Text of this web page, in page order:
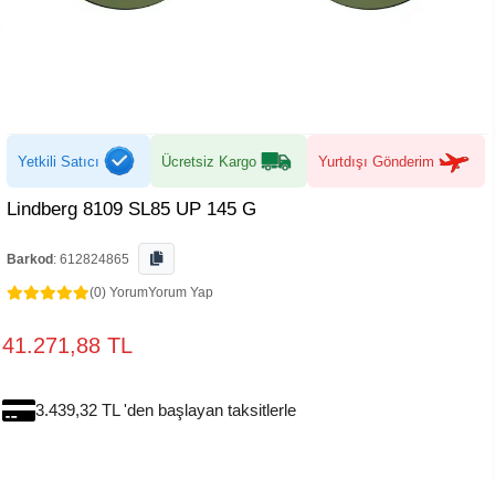
Yetkili Satıcı Ücretsiz Kargo Yurtdışı Gönderim
Lindberg 8109 SL85 UP 145 G
Barkod : 612824865
(0) YorumYorum Yap
41.271,88 TL
3.439,32 TL 'den başlayan taksitlerle